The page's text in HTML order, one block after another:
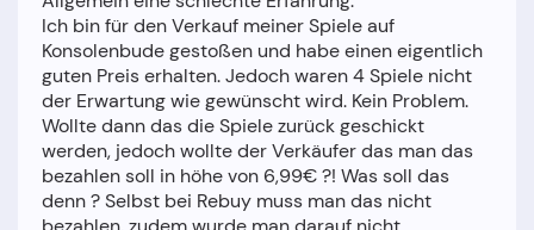
Ich bin für den Verkauf meiner Spiele auf
Konsolenbude gestoßen und habe einen eigentlich
guten Preis erhalten. Jedoch waren 4 Spiele nicht
der Erwartung wie gewünscht wird. Kein Problem.
Wollte dann das die Spiele zurück geschickt
werden, jedoch wollte der Verkäufer das man das
bezahlen soll in höhe von 6,99€ ?! Was soll das
denn ? Selbst bei Rebuy muss man das nicht